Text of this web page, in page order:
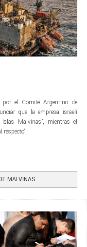
el Comité Argentino de
que la empresa israelí
Malvinas”, mientras el
MALVINAS